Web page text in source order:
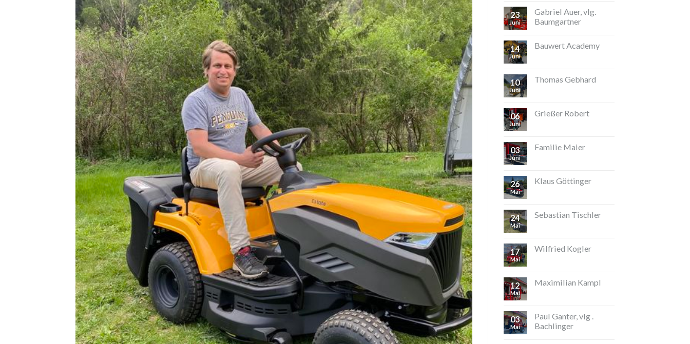
23
Juni
Gabriel Auer, vlg.
Baumgartner
14
Juni
Bauwert Academy
10
Juni
Thomas Gebhard
06
Juni
Grießer Robert
03
Juni
Familie Maier
26
Mai
Klaus Göttinger
24
Mai
Sebastian Tischler
17
Mai
Wilfried Kogler
12
Mai
Maximilian Kampl
03
Mai
Paul Ganter, vlg .
Bachlinger